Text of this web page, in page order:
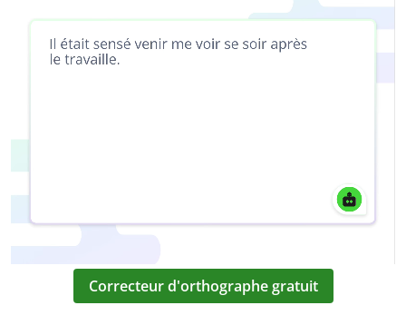
Correcteur d'orthographe gratuit